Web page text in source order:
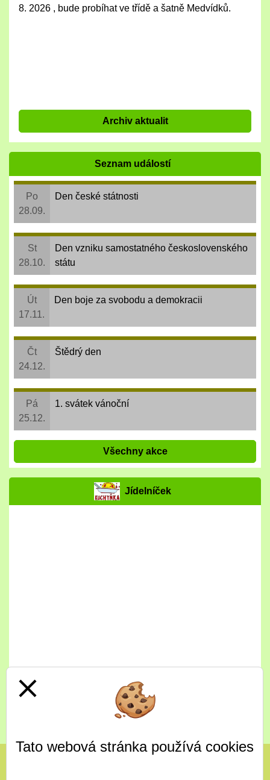
8. 2026 , bude probíhat ve třídě a šatně Medvídků.
Archiv aktualit
Seznam událostí
Po
28.09.
Den české státnosti
St
28.10.
Den vzniku samostatného československého
státu
Út
17.11.
Den boje za svobodu a demokracii
Čt
24.12.
Štědrý den
Pá
25.12.
1. svátek vánoční
Všechny akce
Jídelníček
Celý jídelníček
close
Tato webová stránka používá cookies